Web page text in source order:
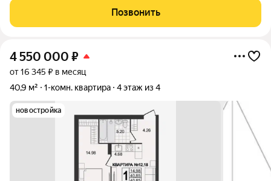
комфортный
Позвонить
4 550 000 ₽
от 16 345 ₽ в месяц
40,9 м²
1-комн. квартира 4 этаж из 4
новостройка